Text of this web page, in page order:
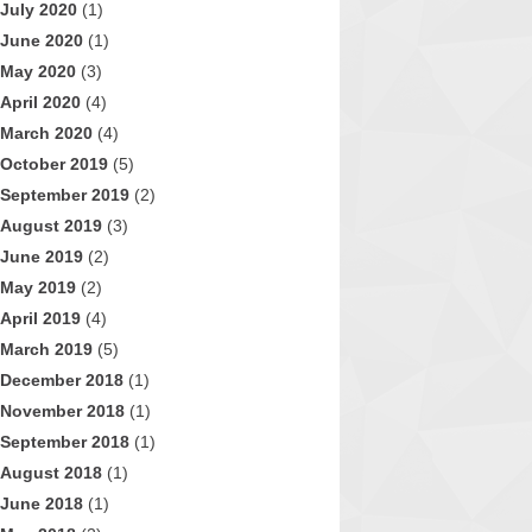
July 2020 (1)
June 2020 (1)
May 2020 (3)
April 2020 (4)
March 2020 (4)
October 2019 (5)
September 2019 (2)
August 2019 (3)
June 2019 (2)
May 2019 (2)
April 2019 (4)
March 2019 (5)
December 2018 (1)
November 2018 (1)
September 2018 (1)
August 2018 (1)
June 2018 (1)